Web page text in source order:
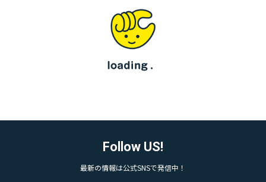
Follow US!
最新の情報は公式SNSで発信中！